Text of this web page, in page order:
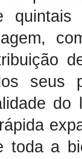
seus
toda a